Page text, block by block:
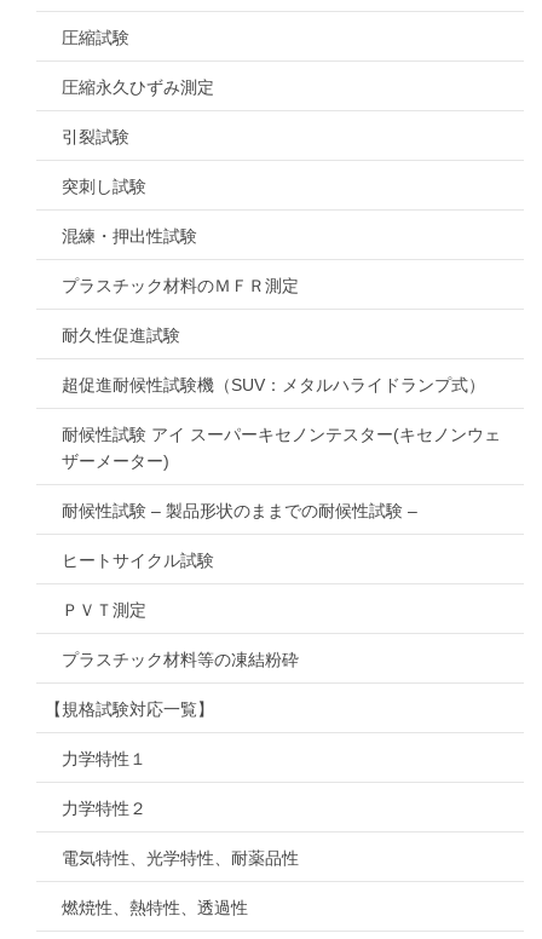
圧縮試験
圧縮永久ひずみ測定
引裂試験
突刺し試験
混練・押出性試験
プラスチック材料のＭＦＲ測定
耐久性促進試験
超促進耐候性試験機（SUV：メタルハライドランプ式）
耐候性試験 アイ スーパーキセノンテスター(キセノンウェ
ザーメーター)
耐候性試験 – 製品形状のままでの耐候性試験 –
ヒートサイクル試験
ＰＶＴ測定
プラスチック材料等の凍結粉砕
【規格試験対応一覧】
力学特性１
力学特性２
電気特性、光学特性、耐薬品性
燃焼性、熱特性、透過性